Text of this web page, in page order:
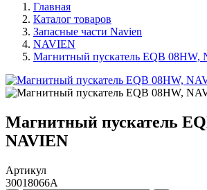
Главная
Каталог товаров
Запасные части Navien
NAVIEN
Магнитный пускатель EQB 08HW,
Магнитный пускатель
NAVIEN
Артикул
30018066A